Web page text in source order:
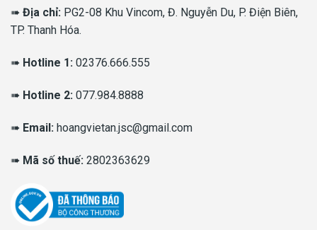
➠ Địa chỉ: PG2-08 Khu Vincom, Đ. Nguyễn Du, P. Điện Biên,
TP. Thanh Hóa.
➠ Hotline 1: 02376.666.555
➠ Hotline 2: 077.984.8888
➠ Email: hoangvietan.jsc@gmail.com
➠ Mã số thuế: 2802363629